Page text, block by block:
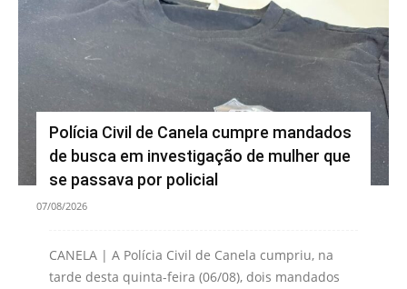
Polícia Civil de Canela cumpre mandados
de busca em investigação de mulher que
se passava por policial
07/08/2026
CANELA | A Polícia Civil de Canela cumpriu, na
tarde desta quinta-feira (06/08), dois mandados